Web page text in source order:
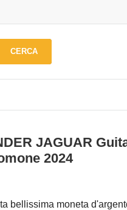
CERCA
JAGUAR
2024
bellissima moneta